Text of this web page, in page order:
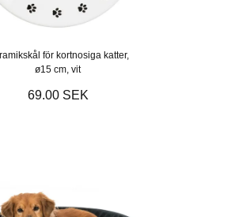
för kortnosiga katter,
ø15 cm, vit
69.00 SEK